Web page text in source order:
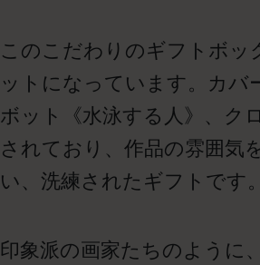
このこだわりのギフトボッ
ットになっています。カバ
ボット《水泳する人》、ク
されており、作品の雰囲気
い、洗練されたギフトです。
印象派の画家たちのように